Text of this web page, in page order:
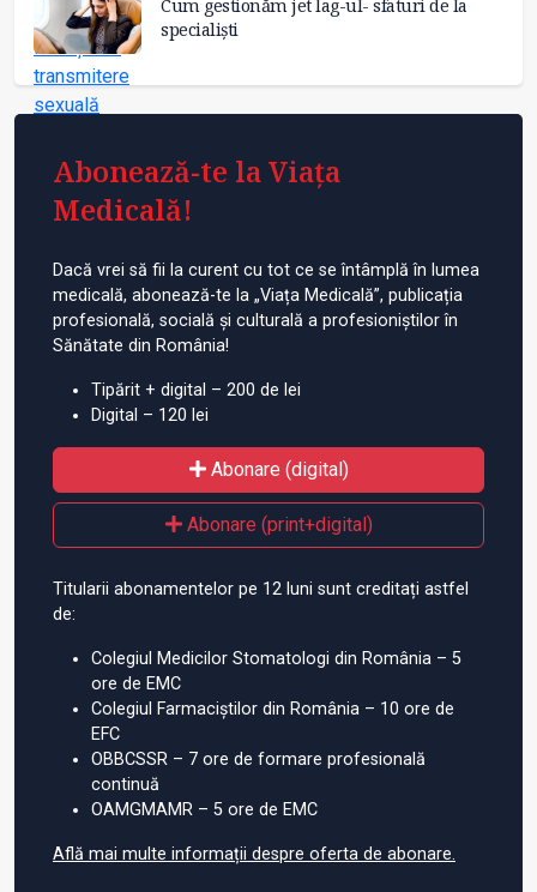
Cum gestionăm jet lag-ul- sfaturi de la
specialiști
Abonează-te la Viața
Medicală!
Dacă vrei să fii la curent cu tot ce se întâmplă în lumea
medicală, abonează-te la „Viața Medicală”, publicația
profesională, socială și culturală a profesioniștilor în
Sănătate din România!
Tipărit + digital – 200 de lei
Digital – 120 lei
Abonare (digital)
Abonare (print+digital)
Titularii abonamentelor pe 12 luni sunt creditați astfel
de:
Colegiul Medicilor Stomatologi din România – 5
ore de EMC
Colegiul Farmaciștilor din România – 10 ore de
EFC
OBBCSSR – 7 ore de formare profesională
continuă
OAMGMAMR – 5 ore de EMC
Află mai multe informații despre oferta de abonare.